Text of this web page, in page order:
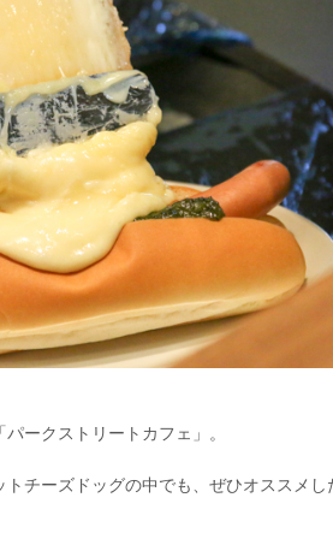
ークストリートカフェ」。
チーズドッグの中でも、ぜひオススメし